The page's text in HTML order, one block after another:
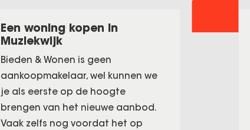
Een woning kopen in
Muziekwijk
Bieden & Wonen is geen
aankoopmakelaar, wel kunnen we
je als eerste op de hoogte
brengen van het nieuwe aanbod.
Vaak zelfs nog voordat het op